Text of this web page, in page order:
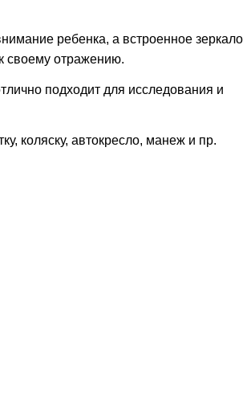
ребенка, а встроенное зеркало
своему отражению.
подходит для исследования и
коляску, автокресло, манеж и пр.